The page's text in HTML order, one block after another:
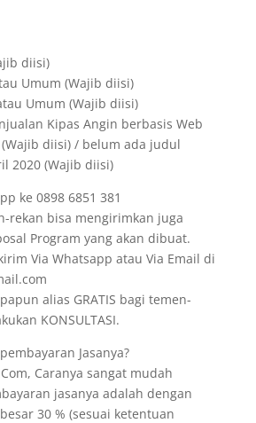
diisi)
Umum (Wajib diisi)
Umum (Wajib diisi)
Kipas Angin berbasis Web
(Wajib diisi) / belum ada judul
2020 (Wajib diisi)
ke 0898 6851 381
rekan bisa mengirimkan juga
Program yang akan dibuat.
Via Whatsapp atau Via Email di
alias GRATIS bagi temen-
KONSULTASI.
Jasanya?
Caranya sangat mudah
jasanya adalah dengan
30 % (sesuai ketentuan